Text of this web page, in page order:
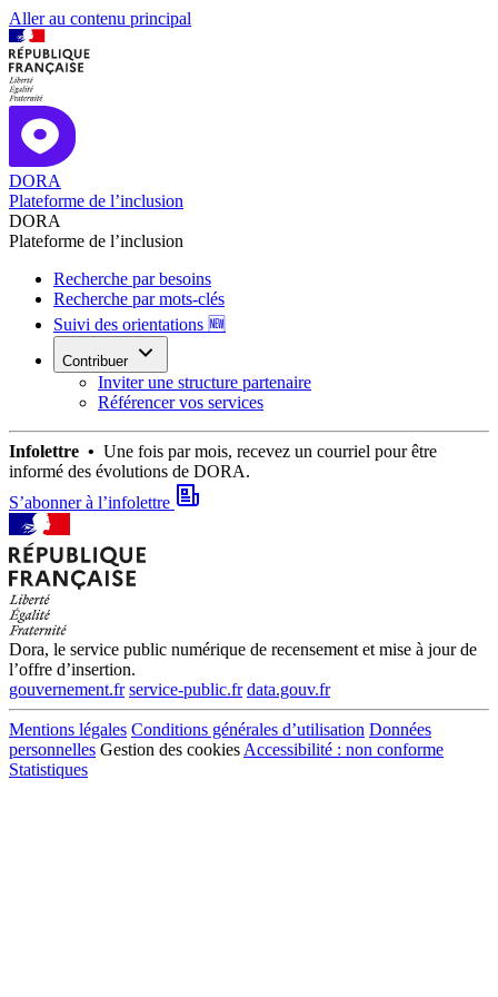
Aller au contenu principal
DORA
Plateforme de l’inclusion
DORA
Plateforme de l’inclusion
Recherche par besoins
Recherche par mots-clés
Suivi des orientations 🆕
Contribuer
Inviter une structure partenaire
Référencer vos services
Infolettre • Une fois par mois, recevez un courriel pour être
informé des évolutions de DORA.
S’abonner à l’infolettre
Dora, le service public numérique de recensement et mise à jour de
l’offre d’insertion.
gouvernement.fr service-public.fr data.gouv.fr
Mentions légales Conditions générales d’utilisation Données
personnelles Gestion des cookies Accessibilité : non conforme
Statistiques